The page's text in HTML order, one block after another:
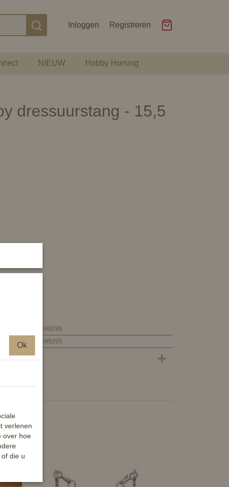
Inloggen Registreren
NIEUW Hobby Horsing
dressuurstang - 15,5
4000315599295
4000315599295
Ok
verlenen
over hoe
die u